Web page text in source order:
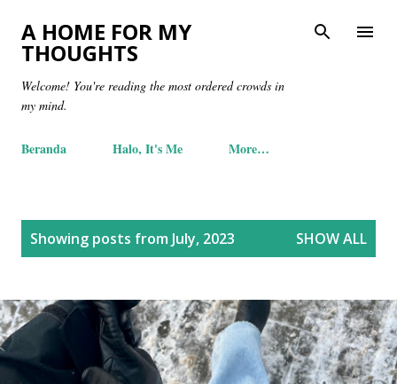
Skip to main content
A HOME FOR MY
THOUGHTS
Welcome! You're reading the most ordered crowds in
my mind.
Beranda Halo, It's Me More…
t
s
Showing posts from July, 2023 SHOW ALL